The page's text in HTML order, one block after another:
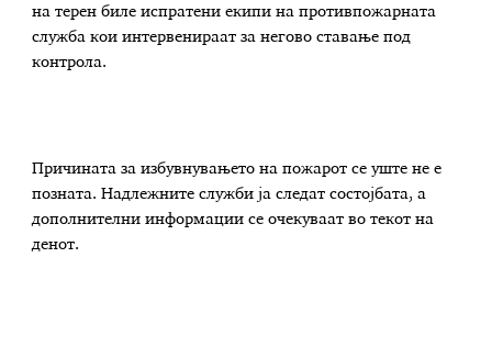
на терен биле испратени екипи на противпожарната
служба кои интервенираат за негово ставање под
контрола.
Причината за избувнувањето на пожарот се уште не е
позната. Надлежните служби ја следат состојбата, а
дополнителни информации се очекуваат во текот на
денот.